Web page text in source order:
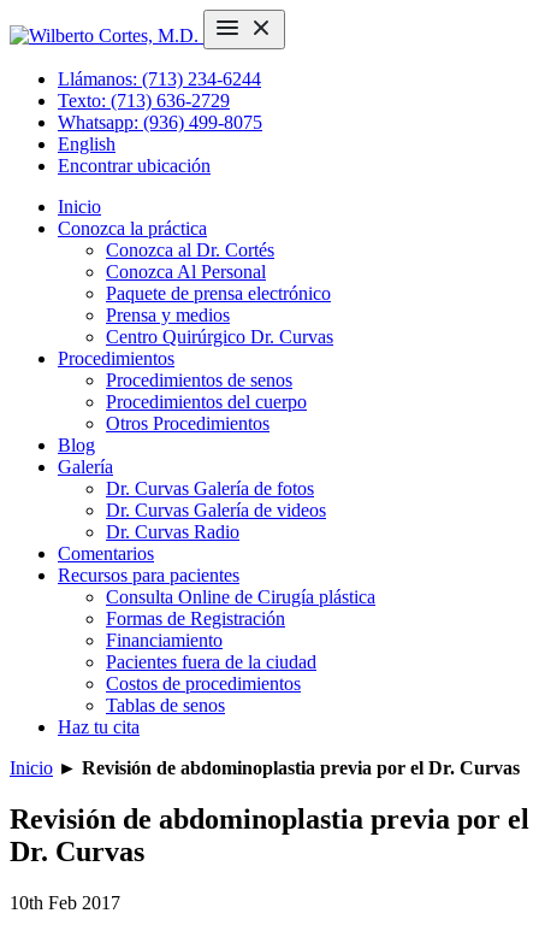
Llámanos: (713) 234-6244
Texto: (713) 636-2729
Whatsapp: (936) 499-8075
English
Encontrar ubicación
Inicio
Conozca la práctica
Conozca al Dr. Cortés
Conozca Al Personal
Paquete de prensa electrónico
Prensa y medios
Centro Quirúrgico Dr. Curvas
Procedimientos
Procedimientos de senos
Procedimientos del cuerpo
Otros Procedimientos
Blog
Galería
Dr. Curvas Galería de fotos
Dr. Curvas Galería de videos
Dr. Curvas Radio
Comentarios
Recursos para pacientes
Consulta Online de Cirugía plástica
Formas de Registración
Financiamiento
Pacientes fuera de la ciudad
Costos de procedimientos
Tablas de senos
Haz tu cita
Inicio ► Revisión de abdominoplastia previa por el Dr. Curvas
Revisión de abdominoplastia previa por el
Dr. Curvas
10th Feb 2017